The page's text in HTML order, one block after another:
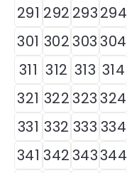
291 292 293294
301 302303304
311 312 313 314
321 322323324
331 332 333 334
341 342343344